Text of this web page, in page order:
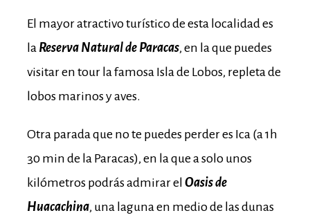
El mayor atractivo turístico de esta localidad es
la Reserva Natural de Paracas, en la que puedes
visitar en tour la famosa Isla de Lobos, repleta de
lobos marinos y aves.
Otra parada que no te puedes perder es Ica (a 1h
30 min de la Paracas), en la que a solo unos
kilómetros podrás admirar el Oasis de
Huacachina, una laguna en medio de las dunas